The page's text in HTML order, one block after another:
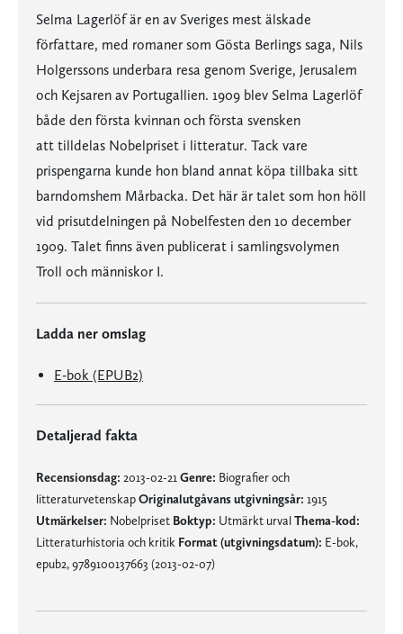
Selma Lagerlöf är en av Sveriges mest älskade
författare, med romaner som Gösta Berlings saga, Nils
Holgerssons underbara resa genom Sverige, Jerusalem
och Kejsaren av Portugallien. 1909 blev Selma Lagerlöf
både den första kvinnan och första svensken
att tilldelas Nobelpriset i litteratur. Tack vare
prispengarna kunde hon bland annat köpa tillbaka sitt
barndomshem Mårbacka. Det här är talet som hon höll
vid prisutdelningen på Nobelfesten den 10 december
1909. Talet finns även publicerat i samlingsvolymen
Troll och människor I.
Ladda ner omslag
E-bok (EPUB2)
Detaljerad fakta
Recensionsdag: 2013-02-21 Genre: Biografier och
litteraturvetenskapOriginalutgåvans utgivningsår: 1915
Utmärkelser: Nobelpriset Boktyp: Utmärkt urvalThema-kod:
Litteraturhistoria och kritik Format (utgivningsdatum): E-bok,
epub2, 9789100137663 (2013-02-07)